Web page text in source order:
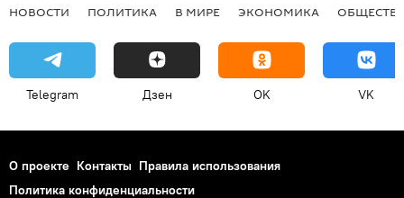
НОВОСТИ ПОЛИТИКА В МИРЕ ЭКОНОМИКА
Telegram Дзен OK VK
О проекте Контакты Правила использования
Политика конфиденциальности